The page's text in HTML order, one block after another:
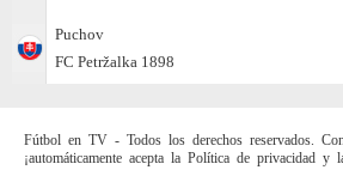
Puchov
FC Petržalka 1898
Fútbol en TV - Todos los derechos reservados.
¡automáticamente acepta la Política de privacidad